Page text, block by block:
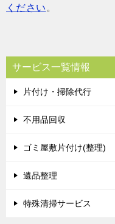
ください 。
サービス一覧情報
片付け・掃除代行
不用品回収
ゴミ屋敷片付け(整理)
遺品整理
特殊清掃サービス